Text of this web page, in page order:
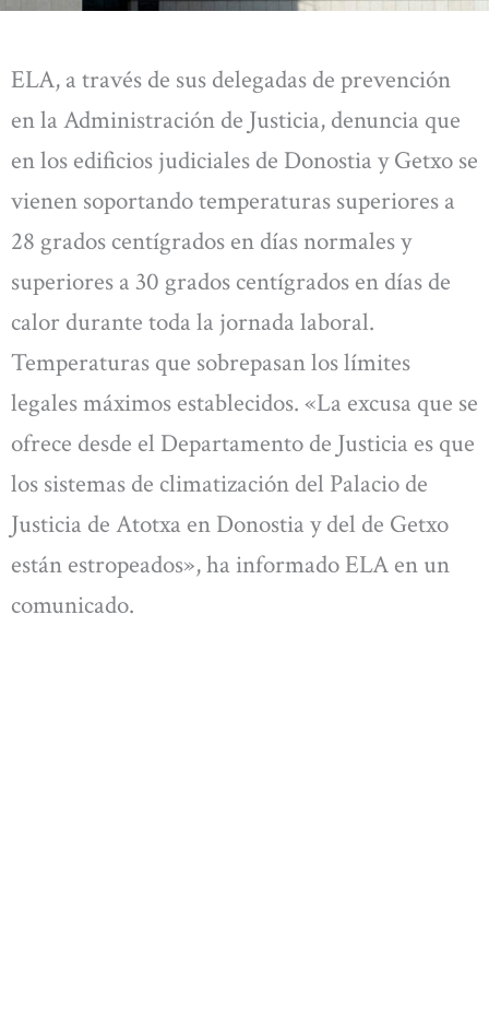
ELA, a través de sus delegadas de prevención
en la Administración de Justicia, denuncia que
en los edificios judiciales de Donostia y Getxo se
vienen soportando temperaturas superiores a
28 grados centígrados en días normales y
superiores a 30 grados centígrados en días de
calor durante toda la jornada laboral.
Temperaturas que sobrepasan los límites
legales máximos establecidos. «La excusa que se
ofrece desde el Departamento de Justicia es que
los sistemas de climatización del Palacio de
Justicia de Atotxa en Donostia y del de Getxo
están estropeados», ha informado ELA en un
comunicado.